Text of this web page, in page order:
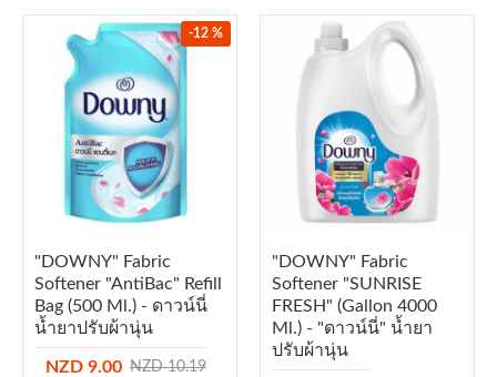
-12 %
"DOWNY" Fabric
Softener "AntiBac" Refill
Bag (500 Ml.) - ดาวน์นี่
น้ำยาปรับผ้านุ่น
NZD 9.00 NZD 10.19
"DOWNY" Fabric
Softener "SUNRISE
FRESH" (Gallon 4000
Ml.) - "ดาวน์นี่" น้ำยา
ปรับผ้านุ่น